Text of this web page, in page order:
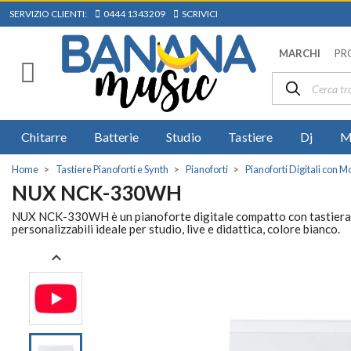
SERVIZIO CLIENTI: 0444 1343209 SCRIVICI
MARCHI
Chitarre Batterie Studio Tastiere Dj
Home Tastiere Pianoforti e Synth Pianoforti Pianoforti Digitali con
NUX NCK-330WH
NUX NCK-330WH è un pianoforte digitale compatto con
personalizzabili ideale per studio, live e didattica, colore bianco.
